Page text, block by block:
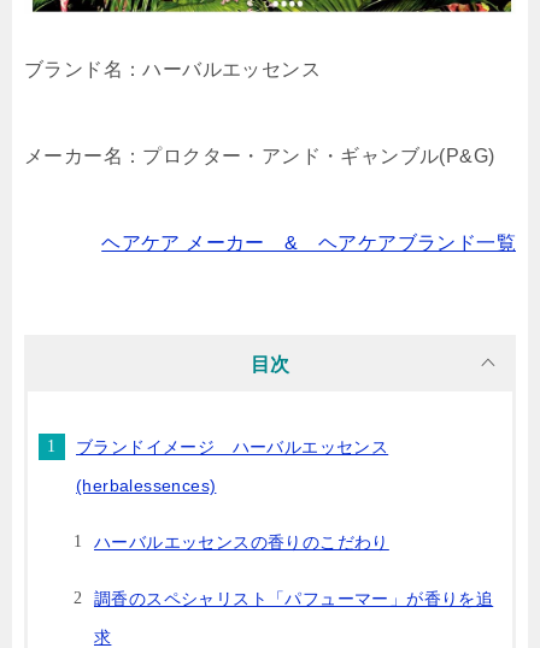
ブランド名：ハーバルエッセンス
メーカー名：プロクター・アンド・ギャンブル(P&G)
ヘアケア メーカー & ヘアケアブランド一覧
目次
ブランドイメージ ハーバルエッセンス
(herbalessences)
ハーバルエッセンスの香りのこだわり
調香のスペシャリスト「パフューマー」が香りを追
求